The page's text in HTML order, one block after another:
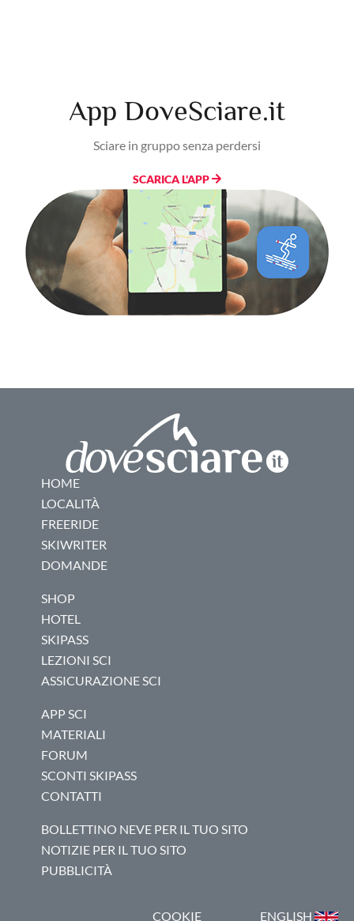
App DoveSciare.it
Sciare in gruppo senza perdersi
SCARICA L'APP
HOME
LOCALITÀ
FREERIDE
SKIWRITER
DOMANDE
SHOP
HOTEL
SKIPASS
LEZIONI SCI
ASSICURAZIONE SCI
APP SCI
MATERIALI
FORUM
SCONTI SKIPASS
CONTATTI
BOLLETTINO NEVE PER IL TUO SITO
NOTIZIE PER IL TUO SITO
PUBBLICITÀ
COOKIE ENGLISH